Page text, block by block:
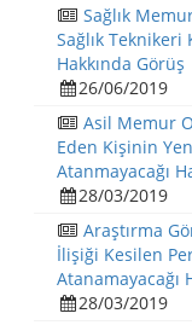
Sağlık
Sağlık Teknikeri
Hakkında Görüş
26/06/2019
Asil Memur
Eden Kişinin
Atanmayacağı
28/03/2019
Araştırma
İlişiği Kesilen
Atanamayacağı
28/03/2019